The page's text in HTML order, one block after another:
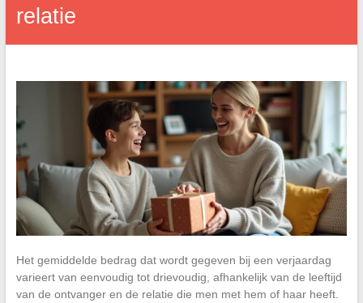
relatie
Het gemiddelde bedrag dat wordt gegeven bij een verjaardag
varieert van eenvoudig tot drievoudig, afhankelijk van de leeftijd
van de ontvanger en de relatie die men met hem of haar heeft.